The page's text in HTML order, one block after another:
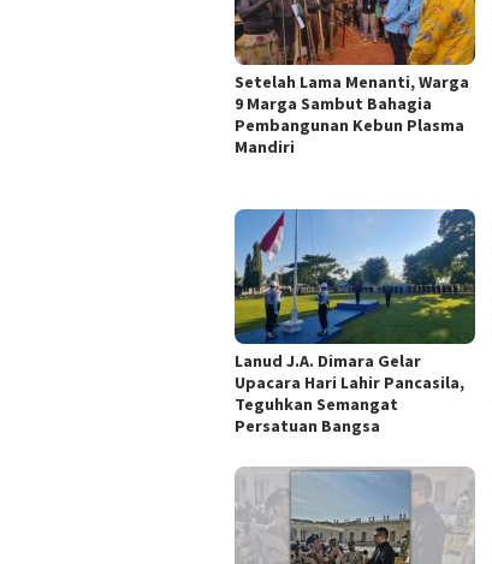
Setelah Lama Menanti, Warga
9 Marga Sambut Bahagia
Pembangunan Kebun Plasma
Mandiri
Lanud J.A. Dimara Gelar
Upacara Hari Lahir Pancasila,
Teguhkan Semangat
Persatuan Bangsa